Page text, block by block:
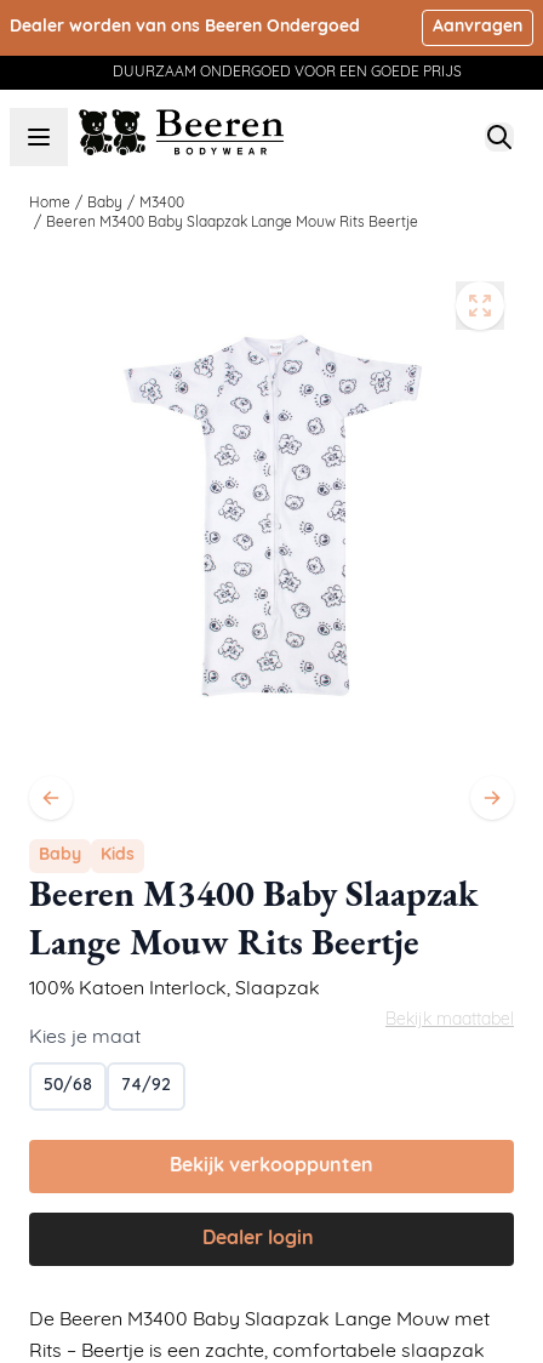
Dealer worden van ons Beeren Ondergoed Aanvragen
DUURZAAM ONDERGOED VOOR EEN GOEDE PRIJS
Home / Baby / M3400
/ Beeren M3400 Baby Slaapzak Lange Mouw Rits Beertje
Baby Kids
Beeren M3400 Baby Slaapzak
Lange Mouw Rits Beertje
100% Katoen Interlock, Slaapzak
Bekijk maattabel
Kies je maat
50/68 74/92
Bekijk verkooppunten
Dealer login
De Beeren M3400 Baby Slaapzak Lange Mouw met
Rits – Beertje is een zachte, comfortabele slaapzak